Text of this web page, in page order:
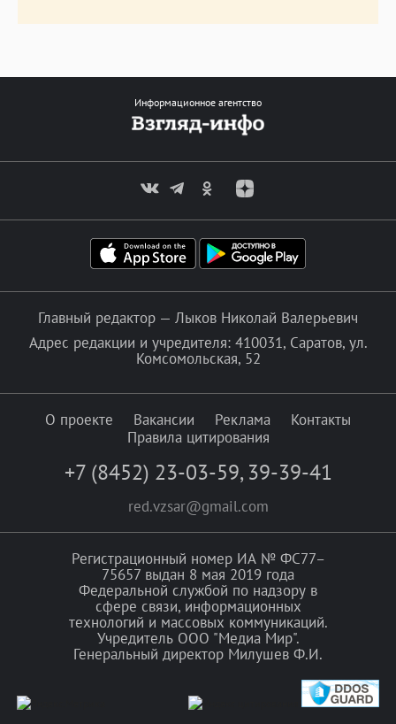
Информационное агентство
Главный редактор — Лыков Николай Валерьевич
Адрес редакции и учредителя: 410031, Саратов, ул.
Комсомольская, 52
О проекте Вакансии Реклама
Контакты
Правила цитирования
+7 (8452) 23-03-59, 39-39-41
red.vzsar@gmail.com
Регистрационный номер ИА № ФС77–
75657 выдан 8 мая 2019 года
Федеральной службой по надзору в
сфере связи, информационных
технологий и массовых коммуникаций.
Учредитель ООО "Медиа Мир".
Генеральный директор Милушев Ф.И.